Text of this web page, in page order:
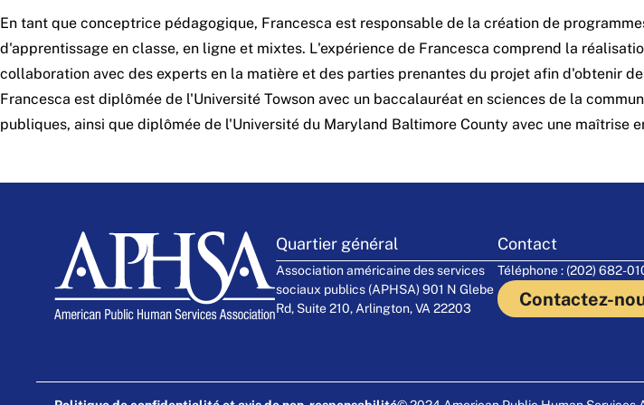
En tant que conceptrice pédagogique, Francesca est responsable de la création de
d'apprentissage en classe, en ligne et mixtes. L'expérience de Francesca comprend la
collaboration avec des experts en la matière et des parties prenantes du projet afin d'obtenir
Francesca est diplômée de l'Université Towson avec un baccalauréat en sciences de la
publiques, ainsi que diplômée de l'Université du Maryland Baltimore County avec une maîtrise
Quartier général
Association américaine des services
sociaux publics (APHSA) 901 N Glebe
Rd, Suite 210, Arlington, VA 22203
Contact
Téléphone : (202) 682-
Contactez-